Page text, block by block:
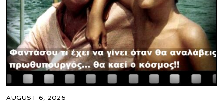
AUGUST 6, 2026